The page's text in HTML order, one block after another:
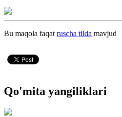
Bu maqola faqat ruscha tilda mavjud
Qo'mita yangiliklari